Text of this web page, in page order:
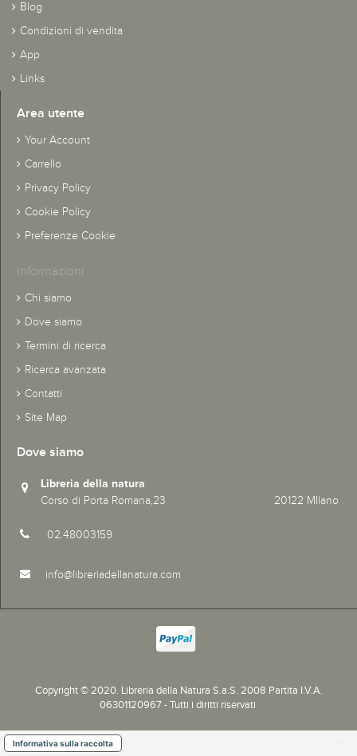
Blog
Condizioni di vendita
App
Links
Area utente
Your Account
Carrello
Privacy Policy
Cookie Policy
Preferenze Cookie
Informazioni
Chi siamo
Dove siamo
Termini di ricerca
Ricerca avanzata
Contatti
Site Map
Dove siamo
Libreria della natura
Corso di Porta Romana,23 20122 MIlano
02.48003159
info@libreriadellanatura.com
Copyright © 2020. Libreria della Natura S.a.S. 2008 Partita I.V.A.
06301120967 - Tutti i diritti riservati
Informativa sulla raccolta